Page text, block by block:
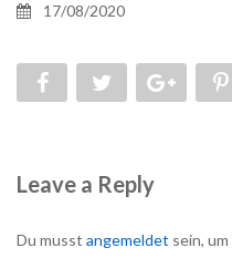
17/08/2020
Leave a Reply
Du musst angemeldet sein,